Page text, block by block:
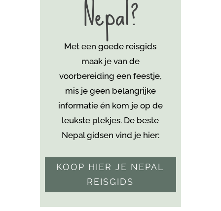
Nepal?
Met een goede reisgids
maak je van de
voorbereiding een feestje,
mis je geen belangrijke
informatie én kom je op de
leukste plekjes. De beste
Nepal gidsen vind je hier:
KOOP HIER JE NEPAL
REISGIDS